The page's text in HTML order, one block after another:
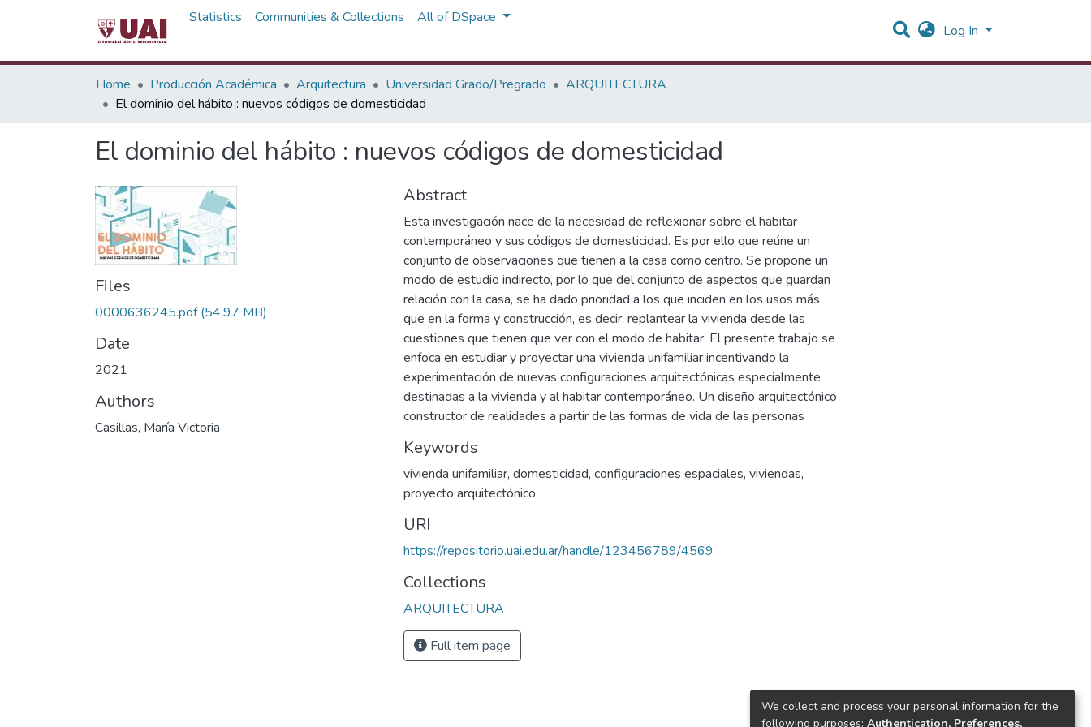
Statistics Communities & Collections All of DSpace
Log In
Home Producción Académica Arquitectura Universidad Grado/Pregrado
ARQUITECTURA
El dominio del hábito : nuevos códigos de domesticidad
El dominio del hábito : nuevos códigos de domesticidad
Files
0000636245.pdf (54.97 MB)
Date
2021
Authors
Casillas, María Victoria
Abstract
Esta investigación nace de la necesidad de reflexionar sobre el habitar
contemporáneo y sus códigos de domesticidad. Es por ello que reúne un
conjunto de observaciones que tienen a la casa como centro. Se propone un
modo de estudio indirecto, por lo que del conjunto de aspectos que guardan
relación con la casa, se ha dado prioridad a los que inciden en los usos más
que en la forma y construcción, es decir, replantear la vivienda desde las
cuestiones que tienen que ver con el modo de habitar. El presente trabajo se
enfoca en estudiar y proyectar una vivienda unifamiliar incentivando la
experimentación de nuevas configuraciones arquitectónicas especialmente
destinadas a la vivienda y al habitar contemporáneo. Un diseño arquitectónico
constructor de realidades a partir de las formas de vida de las personas
Keywords
vivienda unifamiliar, domesticidad, configuraciones espaciales, viviendas,
proyecto arquitectónico
URI
https://repositorio.uai.edu.ar/handle/123456789/4569
Collections
ARQUITECTURA
Full item page
We collect and process your personal information for the
following purposes: Authentication, Preferences,